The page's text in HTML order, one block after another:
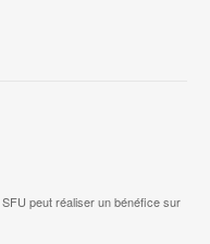
peut réaliser un bénéfice sur